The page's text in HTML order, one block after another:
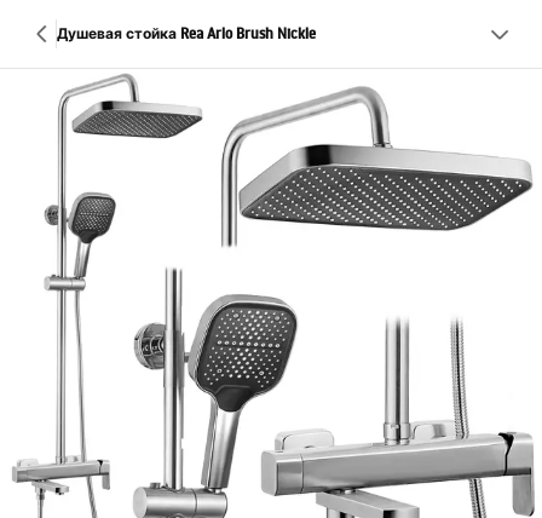
Душевая стойка Rea Arlo Brush Nickle